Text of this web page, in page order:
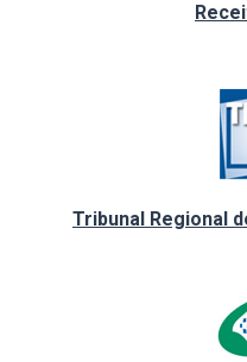
Tribunal Regional